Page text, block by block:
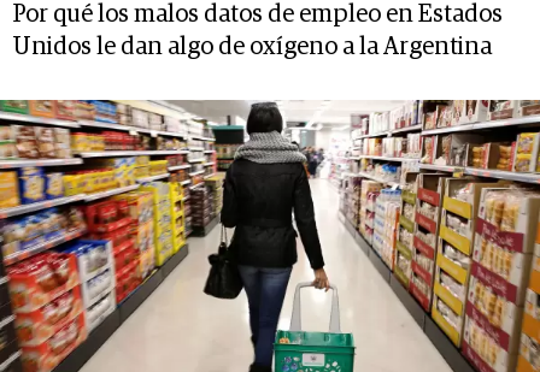
Por qué los malos datos de empleo en Estados
Unidos le dan algo de oxígeno a la Argentina